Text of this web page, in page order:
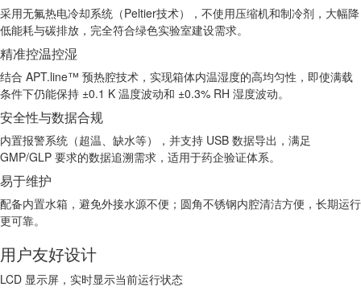
采用无氟热电冷却系统（Peltier技术），不使用压缩机和制冷剂，大幅降
低能耗与碳排放，完全符合绿色实验室建设需求。
精准控温控湿
结合 APT.line™ 预热腔技术，实现箱体内温湿度的高均匀性，即使满载
条件下仍能保持 ±0.1 K 温度波动和 ±0.3% RH 湿度波动。
安全性与数据合规
内置报警系统（超温、缺水等），并支持 USB 数据导出，满足
GMP/GLP 要求的数据追溯需求，适用于药企验证体系。
易于维护
配备内置水箱，避免外接水源不便；圆角不锈钢内腔清洁方便，长期运行
更可靠。
用户友好设计
LCD 显示屏，实时显示当前运行状态